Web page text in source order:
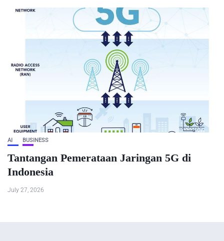
AI BUSINESS
Tantangan Pemerataan Jaringan 5G di
Indonesia
July 27, 2026